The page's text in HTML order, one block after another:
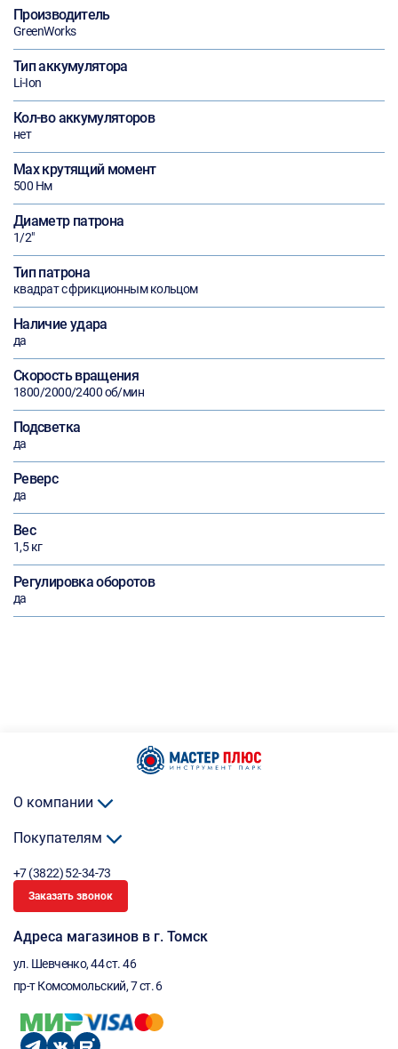
Производитель
GreenWorks
Тип аккумулятора
Li-Ion
Кол-во аккумуляторов
нет
Max крутящий момент
500 Нм
Диаметр патрона
1/2"
Тип патрона
квадрат с фрикционным кольцом
Наличие удара
да
Скорость вращения
1800/2000/2400 об/мин
Подсветка
да
Реверс
да
Вес
1,5 кг
Регулировка оборотов
да
О компании
Покупателям
+7 (3822) 52-34-73
Заказать звонок
Адреса магазинов в г. Томск
ул. Шевченко, 44 ст. 46
пр-т Комсомольский, 7 ст. 6